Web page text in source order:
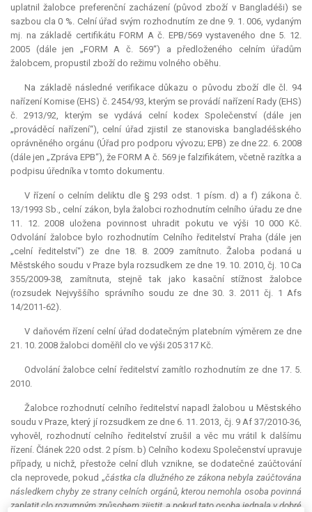
uplatnil žalobce preferenční zacházení (původ zboží v Bangladéši) se
sazbou cla 0 %. Celní úřad svým rozhodnutím ze dne 9. 1. 006, vydaným
mj. na základě certifikátu FORM A č. EPB/569 vystaveného dne 5. 12.
2005 (dále jen „FORM A č. 569“) a předloženého celním úřadům
žalobcem, propustil zboží do režimu volného oběhu.
Na základě následné verifikacedůkazu o původu zboží dle čl. 94
nařízení Komise (EHS) č. 2454/93, kterým se provádí nařízení Rady (EHS)
č. 2913/92, kterým se vydává celní
kodex Společenství (dále jen
„prováděcí nařízení“), celní úřad zjistil ze stanoviska bangladéšského
oprávněného orgánu (Úřad pro podporu vývozu; EPB) ze dne 22. 6. 2008
(dále jen „Zpráva EPB“), že FORM A č. 569 je falzifikátem, včetně razítka a
podpisu úředníka v tomto dokumentu.
V řízení o celním deliktu dle § 293 odst. 1 písm. d) a f) zákona č.
13/1993 Sb., celní zákon, byla žalobci rozhodnutím celního úřadu ze dne
11. 12. 2008 uložena povinnost uhradit pokutu ve výši 10 000 Kč.
Odvolání žalobce bylo rozhodnutím Celního ředitelství Praha (dále jen
„celní ředitelství“) ze dne 18. 8. 2009 zamítnuto. Žaloba podaná u
Městského soudu v Praze byla rozsudkem ze dne 19. 10. 2010, čj. 10 Ca
355/2009-38, zamítnuta, stejně tak jako kasační stížnost žalobce
(rozsudek Nejvyššího správního soudu ze dne 30. 3. 2011 čj. 1 Afs
14/2011-62).
V daňovém řízení celní úřad dodatečným platebním výměrem ze dne
21. 10. 2008 žalobci doměřil clo ve výši 205 317 Kč.
Odvolání žalobce celní ředitelství zamítlo rozhodnutím ze dne 17. 5.
2010.
Žalobce rozhodnutí celního ředitelství napadl žalobou u Městského
soudu v Praze, který jí rozsudkem ze dne 6. 11. 2013, čj. 9 Af 37/2010-36,
vyhověl, rozhodnutí celního ředitelství zrušil a věc mu vrátil k dalšímu
řízení. Článek 220 odst. 2 písm. b) Celního kodexu Společenství upravuje
případy, u nichž, přestože celní dluh vznikne, se dodatečné zaúčtování
cla neprovede, pokud „částka cla dlužného ze zákona nebyla zaúčtována
následkem chyby ze strany celních orgánů, kterou nemohla osoba povinná
zaplatit clo rozumným způsobem zjistit, a pokud tato osoba jednala v dobré